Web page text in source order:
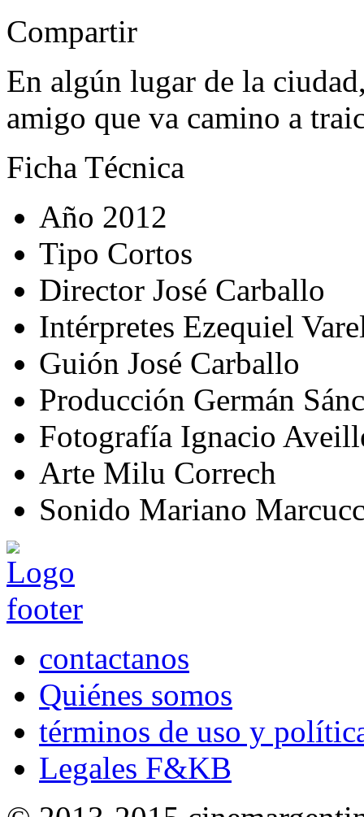
Compartir
En algún lugar de la
amigo que va camino a
Ficha Técnica
Año 2012
Tipo Cortos
Director José Carballo
Intérpretes Ezequiel
Guión José Carballo
Producción Germán
Fotografía Ignacio
Arte Milu Correch
Sonido Mariano
contactanos
Quiénes somos
términos de uso y
Legales F&KB